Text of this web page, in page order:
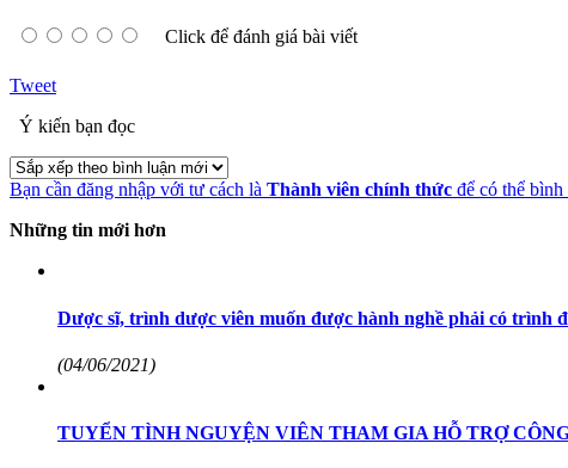
Click để đánh giá bài viết
Tweet
Ý kiến bạn đọc
Bạn cần đăng nhập với tư cách là Thành viên chính thức để có thể bình
Những tin mới hơn
Dược sĩ, trình dược viên muốn được hành nghề phải có trình
(04/06/2021)
TUYỂN TÌNH NGUYỆN VIÊN THAM GIA HỖ TRỢ